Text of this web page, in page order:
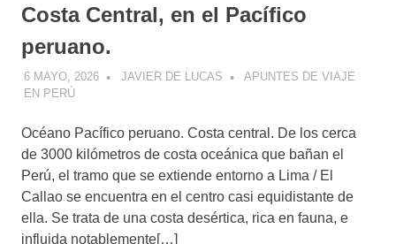
Costa Central, en el Pacífico
peruano.
6 MAYO, 2026 JAVIER DE LUCAS
APUNTES DE VIAJE
EN PERÚ
Océano Pacífico peruano. Costa central. De los cerca
de 3000 kilómetros de costa oceánica que bañan el
Perú, el tramo que se extiende entorno a Lima / El
Callao se encuentra en el centro casi equidistante de
ella. Se trata de una costa desértica, rica en fauna, e
influida notablemente[…]